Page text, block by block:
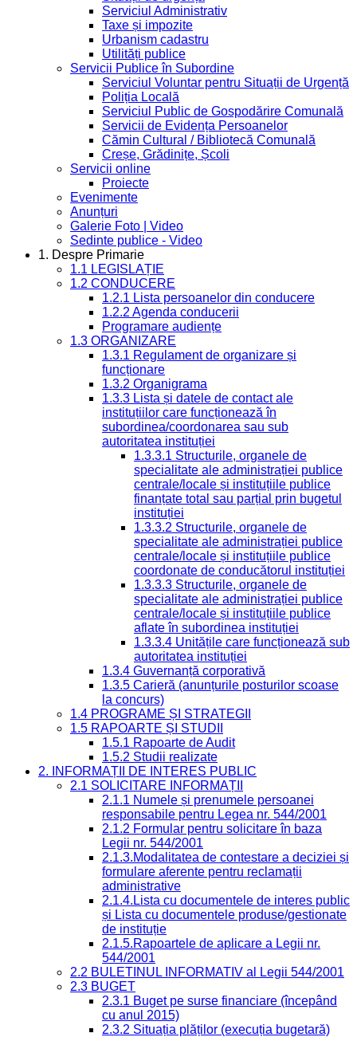
Serviciul Administrativ
Taxe și impozite
Urbanism cadastru
Utilități publice
Servicii Publice în Subordine
Serviciul Voluntar pentru Situații de Urgență
Poliția Locală
Serviciul Public de Gospodărire Comunală
Servicii de Evidența Persoanelor
Cămin Cultural / Bibliotecă Comunală
Creșe, Grădinițe, Școli
Servicii online
Proiecte
Evenimente
Anunțuri
Galerie Foto | Video
Sedinte publice - Video
1. Despre Primarie
1.1 LEGISLAȚIE
1.2 CONDUCERE
1.2.1 Lista persoanelor din conducere
1.2.2 Agenda conducerii
Programare audiențe
1.3 ORGANIZARE
1.3.1 Regulament de organizare și
funcționare
1.3.2 Organigrama
1.3.3 Lista și datele de contact ale
instituțiilor care funcționează în
subordinea/coordonarea sau sub
autoritatea instituției
1.3.3.1 Structurile, organele de
specialitate ale administrației publice
centrale/locale și instituțiile publice
finanțate total sau parțial prin bugetul
instituției
1.3.3.2 Structurile, organele de
specialitate ale administrației publice
centrale/locale și instituțiile publice
coordonate de conducătorul instituției
1.3.3.3 Structurile, organele de
specialitate ale administrației publice
centrale/locale și instituțiile publice
aflate în subordinea instituției
1.3.3.4 Unitățile care funcționează sub
autoritatea instituției
1.3.4 Guvernanță corporativă
1.3.5 Carieră (anunțurile posturilor scoase
la concurs)
1.4 PROGRAME ȘI STRATEGII
1.5 RAPOARTE ȘI STUDII
1.5.1 Rapoarte de Audit
1.5.2 Studii realizate
2. INFORMAȚII DE INTERES PUBLIC
2.1 SOLICITARE INFORMAȚII
2.1.1 Numele și prenumele persoanei
responsabile pentru Legea nr. 544/2001
2.1.2 Formular pentru solicitare în baza
Legii nr. 544/2001
2.1.3.Modalitatea de contestare a deciziei și
formulare aferente pentru reclamații
administrative
2.1.4.Lista cu documentele de interes public
și Lista cu documentele produse/gestionate
de instituție
2.1.5.Rapoartele de aplicare a Legii nr.
544/2001
2.2 BULETINUL INFORMATIV al Legii 544/2001
2.3 BUGET
2.3.1 Buget pe surse financiare (începând
cu anul 2015)
2.3.2 Situația plăților (execuția bugetară)